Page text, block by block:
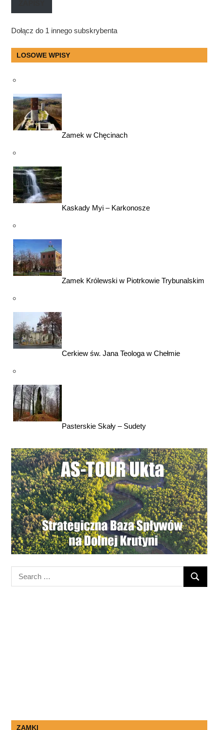
Dołącz do 1 innego subskrybenta
LOSOWE WPISY
Zamek w Chęcinach
Kaskady Myi – Karkonosze
Zamek Królewski w Piotrkowie Trybunalskim
Cerkiew św. Jana Teologa w Chełmie
Pasterskie Skały – Sudety
Search
for:
SEARCH
ZAMKI